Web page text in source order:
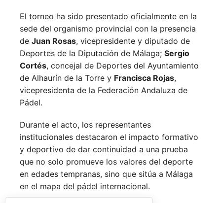
El torneo ha sido presentado oficialmente en la
sede del organismo provincial con la presencia
de Juan Rosas, vicepresidente y diputado de
Deportes de la Diputación de Málaga; Sergio
Cortés, concejal de Deportes del Ayuntamiento
de Alhaurín de la Torre y Francisca Rojas,
vicepresidenta de la Federación Andaluza de
Pádel.
Durante el acto, los representantes
institucionales destacaron el impacto formativo
y deportivo de dar continuidad a una prueba
que no solo promueve los valores del deporte
en edades tempranas, sino que sitúa a Málaga
en el mapa del pádel internacional.